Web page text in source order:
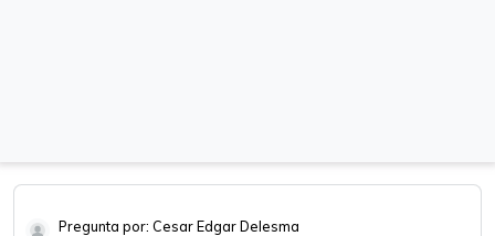
Pregunta por: Cesar Edgar Delesma